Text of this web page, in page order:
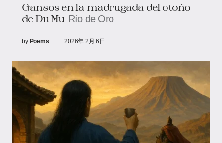
Gansos en la madrugada del otoño
de Du Mu Río de Oro
by Poems 2026年 2月 6日